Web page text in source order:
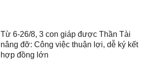
Từ 6-26/8, 3 con giáp được Thần Tài
nâng đỡ: Công việc thuận lợi, dễ ký kết
hợp đồng lớn